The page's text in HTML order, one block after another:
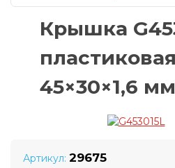
Крышка
45×30×1,6 мм
Артикул: 29675